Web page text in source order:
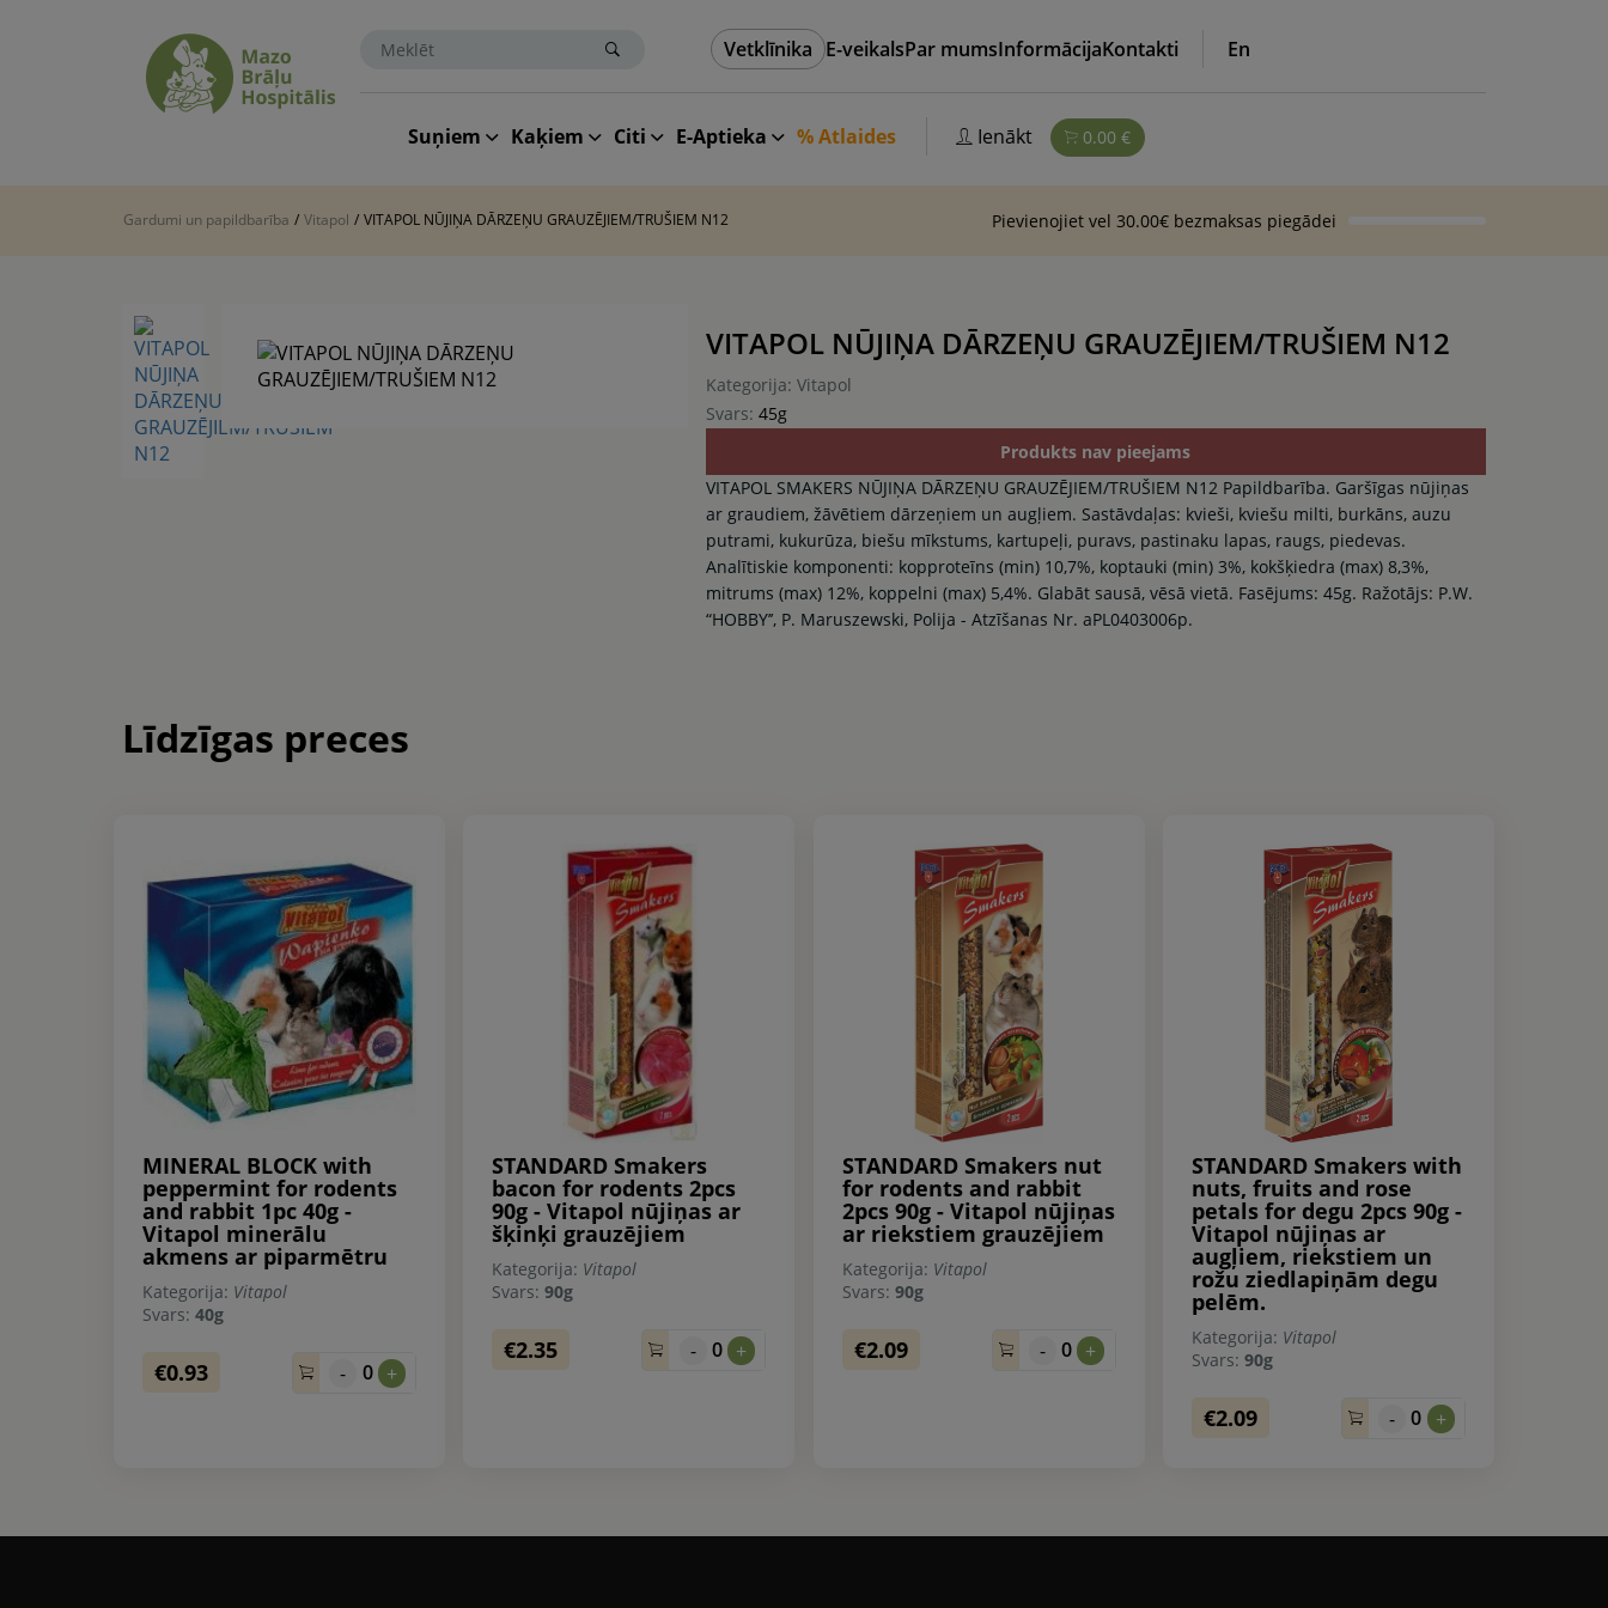
Vetklīnika E-veikalsPar mumsInformācijaKontakti En
Suņiem Kaķiem Citi E-Aptieka % Atlaides Ienākt 0.00 €
Pievienojiet vel 30.00€ bezmaksas piegādei
Gardumi un papildbarība / Vitapol / VITAPOL NŪJIŅA DĀRZEŅU GRAUZĒJIEM/TRUŠIEM N12
VITAPOL NŪJIŅA DĀRZEŅU GRAUZĒJIEM/TRUŠIEM N12
Kategorija: Vitapol
Svars: 45g
Produkts nav pieejams
VITAPOL SMAKERS NŪJIŅA DĀRZEŅU GRAUZĒJIEM/TRUŠIEM N12 Papildbarība. Garšīgas nūjiņas
ar graudiem, žāvētiem dārzeņiem un augļiem. Sastāvdaļas: kvieši, kviešu milti, burkāns, auzu
putrami, kukurūza, biešu mīkstums, kartupeļi, puravs, pastinaku lapas, raugs, piedevas.
Analītiskie komponenti: kopproteīns (min) 10,7%, koptauki (min) 3%, kokšķiedra (max) 8,3%,
mitrums (max) 12%, koppelni (max) 5,4%. Glabāt sausā, vēsā vietā. Fasējums: 45g. Ražotājs: P.W.
“HOBBY’’, P. Maruszewski, Polija - Atzīšanas Nr. aPL0403006p.
Līdzīgas preces
MINERAL BLOCK with
peppermint for rodents
and rabbit 1pc 40g -
Vitapol minerālu
akmens ar piparmētru
Kategorija: Vitapol
Svars:40g
€0.93 - 0 +
STANDARD Smakers
bacon for rodents 2pcs
90g - Vitapol nūjiņas ar
šķinķi grauzējiem
Kategorija: Vitapol
Svars:90g
€2.35 - 0 +
STANDARD Smakers nut
for rodents and rabbit
2pcs 90g - Vitapol nūjiņas
ar riekstiem grauzējiem
Kategorija: Vitapol
Svars: 90g
€2.09 - 0 +
STANDARD Smakers with
nuts, fruits and rose
petals for degu 2pcs 90g -
Vitapol nūjiņas ar
augļiem, riekstiem un
rožu ziedlapiņām degu
pelēm.
Kategorija: Vitapol
Svars: 90g
€2.09 - 0 +